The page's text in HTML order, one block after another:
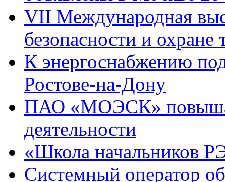
VII Международная
безопасности и охране
К энергоснабжению
Ростове-на-Дону
ПАО «МОЭСК»
деятельности
«Школа начальников
Системный оператор